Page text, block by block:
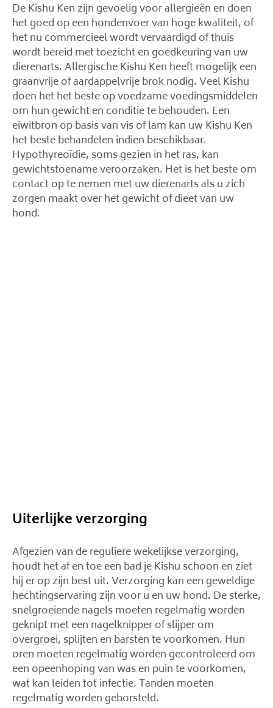
De Kishu Ken zijn gevoelig voor allergieën en doen
het goed op een hondenvoer van hoge kwaliteit, of
het nu commercieel wordt vervaardigd of thuis
wordt bereid met toezicht en goedkeuring van uw
dierenarts. Allergische Kishu Ken heeft mogelijk een
graanvrije of aardappelvrije brok nodig. Veel Kishu
doen het het beste op voedzame voedingsmiddelen
om hun gewicht en conditie te behouden. Een
eiwitbron op basis van vis of lam kan uw Kishu Ken
het beste behandelen indien beschikbaar.
Hypothyreoïdie, soms gezien in het ras, kan
gewichtstoename veroorzaken. Het is het beste om
contact op te nemen met uw dierenarts als u zich
zorgen maakt over het gewicht of dieet van uw
hond.
Uiterlijke verzorging
Afgezien van de reguliere wekelijkse verzorging,
houdt het af en toe een bad je Kishu schoon en ziet
hij er op zijn best uit. Verzorging kan een geweldige
hechtingservaring zijn voor u en uw hond. De sterke,
snelgroeiende nagels moeten regelmatig worden
geknipt met een nagelknipper of slijper om
overgroei, splijten en barsten te voorkomen. Hun
oren moeten regelmatig worden gecontroleerd om
een ​​opeenhoping van was en puin te voorkomen,
wat kan leiden tot infectie. Tanden moeten
regelmatig worden geborsteld.